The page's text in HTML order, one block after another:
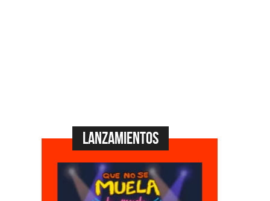
Lanzamientos